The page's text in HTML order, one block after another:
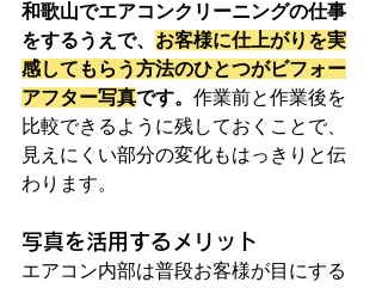
和歌山でエアコンクリーニングの仕事
をするうえで、 お客様に仕上がりを実
感してもらう方法のひとつがビフォー
アフター写真です。 作業前と作業後を
比較できるように残しておくことで、
見えにくい部分の変化もはっきりと伝
わります。
写真を活用するメリット
エアコン内部は普段お客様が目にする